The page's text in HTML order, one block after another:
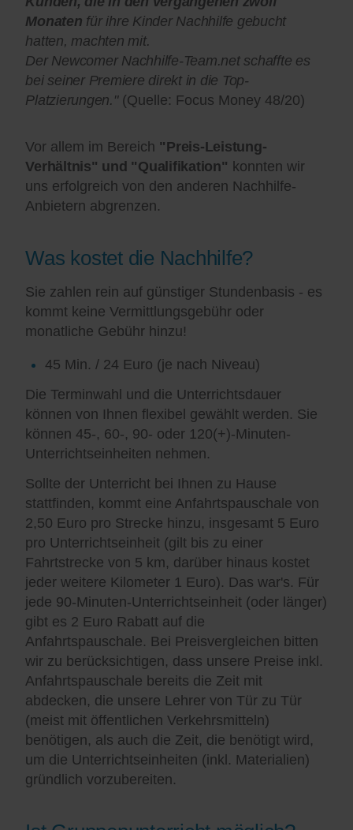
Monaten für ihre Kinder Nachhilfe gebucht
hatten, machten mit.
Der Newcomer Nachhilfe-Team.net schaffte es
bei seiner Premiere direkt in die Top-
Platzierungen."(Quelle: Focus Money 48/20)
Vor allem im Bereich "Preis-Leistung-
Verhältnis" und "Qualifikation" konnten wir
uns erfolgreich von den anderen Nachhilfe-
Anbietern abgrenzen.
Was kostet die Nachhilfe?
Sie zahlen rein auf günstiger Stundenbasis - es
kommt keine Vermittlungsgebühr oder
monatliche Gebühr hinzu!
45 Min. / 24 Euro (je nach Niveau)
Die Terminwahl und die Unterrichtsdauer
können von Ihnen flexibel gewählt werden. Sie
können 45-, 60-, 90- oder 120(+)-Minuten-
Unterrichtseinheiten nehmen.
Sollte der Unterricht bei Ihnen zu Hause
stattfinden, kommt eine Anfahrtspauschale von
2,50 Euro pro Strecke hinzu, insgesamt 5 Euro
pro Unterrichtseinheit (gilt bis zu einer
Fahrtstrecke von 5 km, darüber hinaus kostet
jeder weitere Kilometer 1 Euro). Das war's. Für
jede 90-Minuten-Unterrichtseinheit (oder länger)
gibt es 2 Euro Rabatt auf die
Anfahrtspauschale. Bei Preisvergleichen bitten
wir zu berücksichtigen, dass unsere Preise inkl.
Anfahrtspauschale bereits die Zeit mit
abdecken, die unsere Lehrer von Tür zu Tür
(meist mit öffentlichen Verkehrsmitteln)
benötigen, als auch die Zeit, die benötigt wird,
um die Unterrichtseinheiten (inkl. Materialien)
gründlich vorzubereiten.